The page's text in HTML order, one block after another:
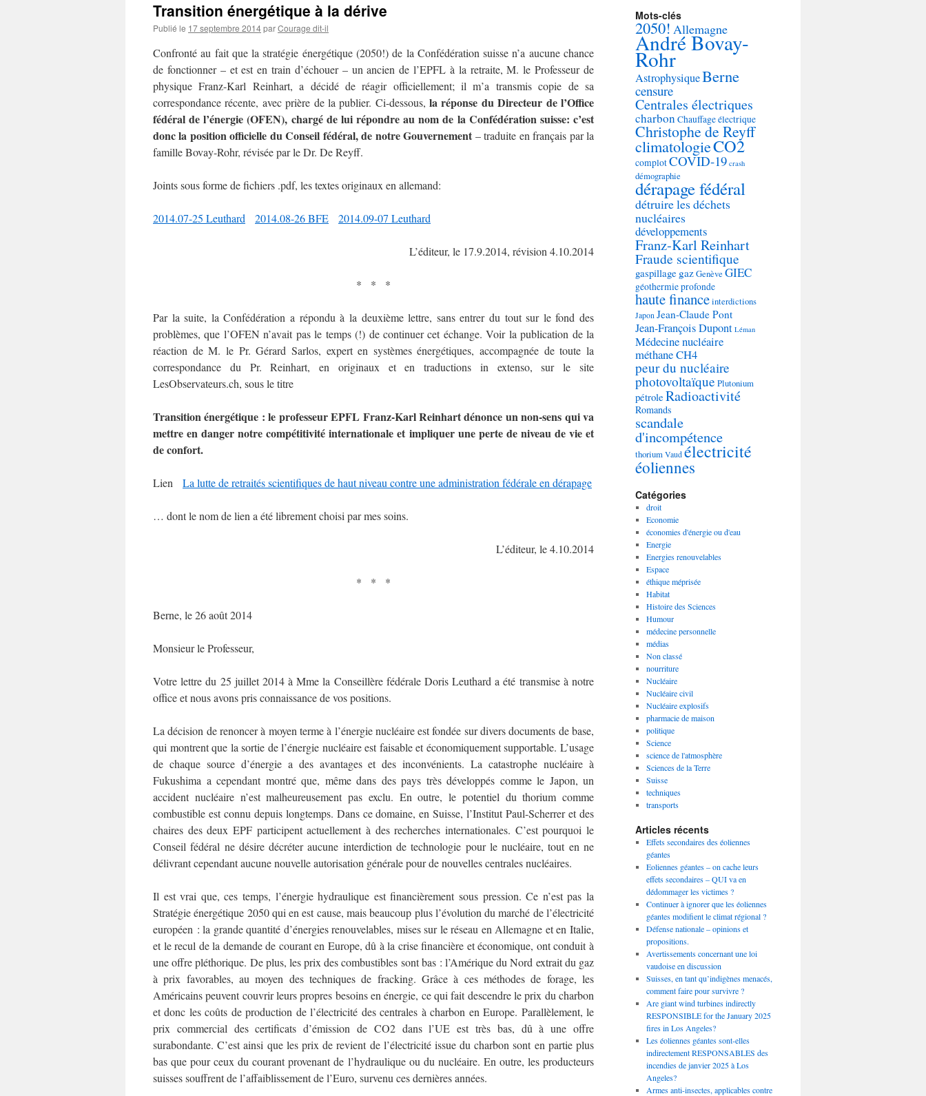
Transition énergétique à la dérive
Publié le 17 septembre 2014parCourage dit-il
Confronté au fait que la stratégie énergétique (2050!) de la Confédération suisse n’a aucune chance
de fonctionner – et est en train d’échouer – un ancien de l’EPFL à la retraite, M. le Professeur de
physique Franz-Karl Reinhart, a décidé de réagir officiellement; il m’a transmis copie de sa
correspondance récente, avec prière de la publier. Ci-dessous,la réponse du Directeur de l’Office
fédéral de l’énergie (OFEN), chargé de lui répondre au nom de la Confédération suisse: c’est
donc la position officielle du Conseil fédéral, de notre Gouvernement – traduite en français par la
famille Bovay-Rohr, révisée par le Dr. De Reyff.
Joints sous forme de fichiers .pdf, les textes originaux en allemand:
2014.07-25 Leuthard 2014.08-26 BFE 2014.09-07 Leuthard
L’éditeur, le 17.9.2014, révision 4.10.2014
* * *
Par la suite, la Confédération a répondu à la deuxième lettre, sans entrer du tout sur le fond des
problèmes, que l’OFEN n’avait pas le temps (!) de continuer cet échange. Voir la publication de la
réaction de M. le Pr. Gérard Sarlos, expert en systèmes énergétiques, accompagnée de toute la
correspondance du Pr. Reinhart, en originaux et en traductions in extenso, sur le site
LesObservateurs.ch, sous le titre
Transition énergétique : le professeur EPFL Franz-Karl Reinhart dénonce un non-sens qui va
mettre en danger notre compétitivité internationale et impliquer une perte de niveau de vie et
de confort.
Lien La lutte de retraités scientifiques de haut niveau contre une administration fédérale en dérapage
… dont le nom de lien a été librement choisi par mes soins.
L’éditeur, le 4.10.2014
* * *
Berne, le 26 août 2014
Monsieur le Professeur,
Votre lettre du 25 juillet 2014 à Mme la Conseillère fédérale Doris Leuthard a été transmise à notre
office et nous avons pris connaissance de vos positions.
La décision de renoncer à moyen terme à l’énergie nucléaire est fondée sur divers documents de base,
qui montrent que la sortie de l’énergie nucléaire est faisable et économiquement supportable. L’usage
de chaque source d’énergie a des avantages et des inconvénients. La catastrophe nucléaire à
Fukushima a cependant montré que, même dans des pays très développés comme le Japon, un
accident nucléaire n’est malheureusement pas exclu. En outre, le potentiel du thorium comme
combustible est connu depuis longtemps. Dans ce domaine, en Suisse, l’Institut Paul-Scherrer et des
chaires des deux EPF participent actuellement à des recherches internationales. C’est pourquoi le
Conseil fédéral ne désire décréter aucune interdiction de technologie pour le nucléaire, tout en ne
délivrant cependant aucune nouvelle autorisation générale pour de nouvelles centrales nucléaires.
Il est vrai que, ces temps, l’énergie hydraulique est financièrement sous pression. Ce n’est pas la
Stratégie énergétique 2050 qui en est cause, mais beaucoup plus l’évolution du marché de l’électricité
européen : la grande quantité d’énergies renouvelables, mises sur le réseau en Allemagne et en Italie,
et le recul de la demande de courant en Europe, dû à la crise financière et économique, ont conduit à
une offre pléthorique. De plus, les prix des combustibles sont bas : l’Amérique du Nord extrait du gaz
à prix favorables, au moyen des techniques de fracking. Grâce à ces méthodes de forage, les
Américains peuvent couvrir leurs propres besoins en énergie, ce qui fait descendre le prix du charbon
et donc les coûts de production de l’électricité des centrales à charbon en Europe. Parallèlement, le
prix commercial des certificats d’émission de CO2 dans l’UE est très bas, dû à une offre
surabondante. C’est ainsi que les prix de revient de l’électricité issue du charbon sont en partie plus
bas que pour ceux du courant provenant de l’hydraulique ou du nucléaire. En outre, les producteurs
suisses souffrent de l’affaiblissement de l’Euro, survenu ces dernières années.
Mots-clés
2050! Allemagne
André Bovay-
Rohr
AstrophysiqueBerne
censure
Centrales électriques
charbonChauffage électrique
Christophe de Reyff
climatologieCO2
complotCOVID-19 crash
démographie
dérapage fédéral
détruire les déchets
nucléaires
développements
Franz-Karl Reinhart
Fraude scientifique
gaspillage gazGenève GIEC
géothermie profonde
haute financeinterdictions
Japon Jean-Claude Pont
Jean-François Dupont Léman
Médecine nucléaire
méthane CH4
peur du nucléaire
photovoltaïque Plutonium
pétrole Radioactivité
Romands
scandale
d'incompétence
thorium Vaud électricité
éoliennes
Catégories
droit
Economie
économies d'énergie ou d'eau
Energie
Energies renouvelables
Espace
éthique méprisée
Habitat
Histoire des Sciences
Humour
médecine personnelle
médias
Non classé
nourriture
Nucléaire
Nucléaire civil
Nucléaire explosifs
pharmacie de maison
politique
Science
science de l'atmosphère
Sciences de la Terre
Suisse
techniques
transports
Articles récents
Effets secondaires des éoliennes
géantes
Eoliennes géantes – on cache leurs
effets secondaires – QUI va en
dédommager les victimes ?
Continuer à ignorer que les éoliennes
géantes modifient le climat régional ?
Défense nationale – opinions et
propositions.
Avertissements concernant une loi
vaudoise en discussion
Suisses, en tant qu’indigènes menacés,
comment faire pour survivre ?
Are giant wind turbines indirectly
RESPONSIBLE for the January 2025
fires in Los Angeles?
Les éoliennes géantes sont-elles
indirectement RESPONSABLES des
incendies de janvier 2025 à Los
Angeles?
Armes anti-insectes, applicables contre